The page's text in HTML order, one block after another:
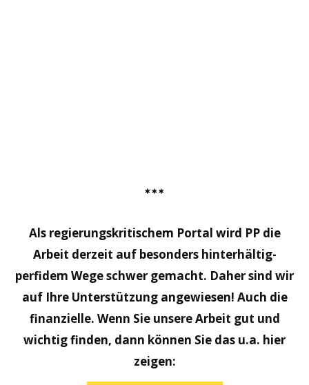
***
Als regierungskritischem Portal wird PP die
Arbeit derzeit auf besonders hinterhältig-
perfidem Wege schwer gemacht. Daher sind wir
auf Ihre Unterstützung angewiesen! Auch die
finanzielle. Wenn Sie unsere Arbeit gut und
wichtig finden, dann können Sie das u.a. hier
zeigen: